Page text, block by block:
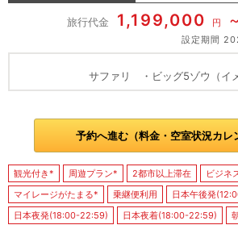
旅行代金 1,199,000 円
設定期間
サファリ ・ビッグ5ゾウ（イメ
予約へ進む（料金・空室状況カレ
観光付き* 周遊プラン* 2都市以上滞在
ビジネ
マイレージがたまる*
乗継便利用
日本午後発
日本夜発(18:00-22:59)
日本夜着(18:00-22:59)